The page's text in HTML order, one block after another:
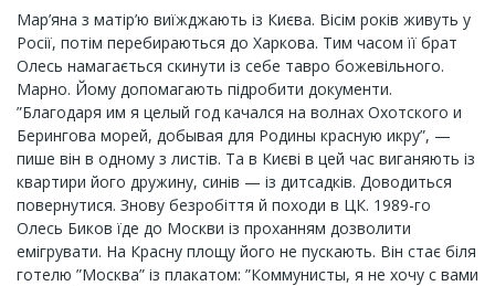
Мар’яна з матір’ю виїжджають із Києва. Вісім років живуть у
Росії, потім перебираються до Харкова. Тим часом її брат
Олесь намагається скинути із себе тавро божевільного.
Марно. Йому допомагають підробити документи.
”Благодаря им я целый год качался на волнах Охотского и
Берингова морей, добывая для Родины красную икру”, —
пише він в одному з листів. Та в Києві в цей час виганяють із
квартири його дружину, синів — із дитсадків. Доводиться
повернутися. Знову безробіття й походи в ЦК. 1989-го
Олесь Биков їде до Москви із проханням дозволити
емігрувати. На Красну площу його не пускають. Він стає біля
готелю ”Москва” із плакатом: ”Коммунисты, я не хочу с вами